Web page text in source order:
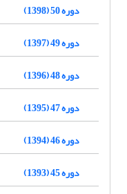
دوره 50 (1398)
دوره 49 (1397)
دوره 48 (1396)
دوره 47 (1395)
دوره 46 (1394)
دوره 45 (1393)